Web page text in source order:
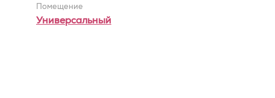
Помещение
Универсальный